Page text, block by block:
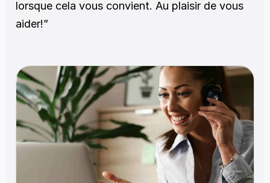
lorsque cela vous convient. Au plaisir de vous
aider!”